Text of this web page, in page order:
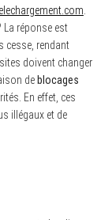
La réponse est
cesse, rendant
doivent changer
de blocages
En effet, ces
illégaux et de